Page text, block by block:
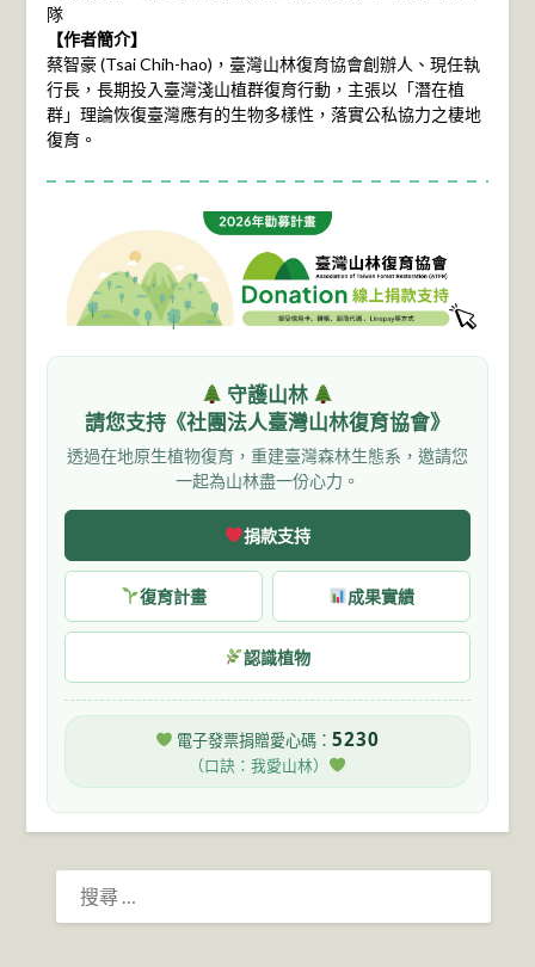
隊
【作者簡介】
蔡智豪 (Tsai Chih-hao)，臺灣山林復育協會創辦人、現任執
行長，長期投入臺灣淺山植群復育行動，主張以「潛在植
群」理論恢復臺灣應有的生物多樣性，落實公私協力之棲地
復育。
守護山林
請您支持《社團法人臺灣山林復育協會》
透過在地原生植物復育，重建臺灣森林生態系，邀請您
一起為山林盡一份心力。
捐款支持
復育計畫 成果實績
認識植物
電子發票捐贈愛心碼： 5230
（口訣：我愛山林）
搜
尋：